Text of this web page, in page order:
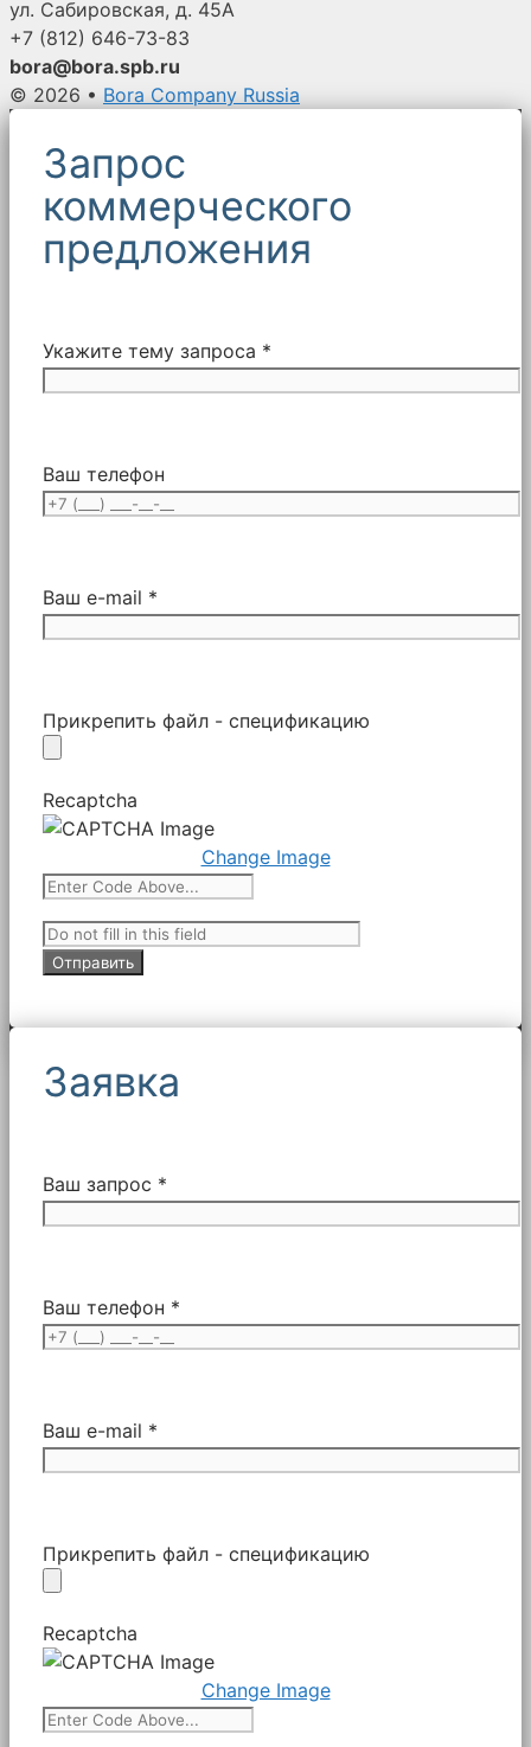
нижней
частью
с
плоским
и
упрочняющим
покрытием.
Для
мешочных
и
других
ул. Сабировская, д. 45А
+7 (812) 646-73-83
bora@bora.spb.ru
© 2026 • Bora Company Russia
Запрос
коммерческого
предложения
Укажите тему запроса *
Ваш телефон
Ваш e-mail *
Прикрепить файл - спецификацию
Recaptcha
Change Image
Заявка
Ваш запрос *
Ваш телефон *
Ваш e-mail *
Прикрепить файл - спецификацию
Recaptcha
Change Image